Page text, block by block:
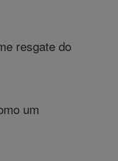
resgate do
um